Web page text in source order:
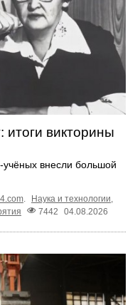
викторины
учёных внесли большой
. Наука и технологии,
7442 04.08.2026